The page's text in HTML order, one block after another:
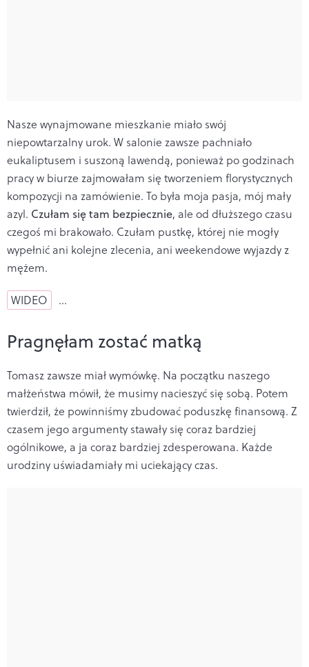
Nasze wynajmowane mieszkanie miało swój
niepowtarzalny urok. W salonie zawsze pachniało
eukaliptusem i suszoną lawendą, ponieważ po godzinach
pracy w biurze zajmowałam się tworzeniem florystycznych
kompozycji na zamówienie. To była moja pasja, mój mały
azyl. Czułam się tam bezpiecznie, ale od dłuższego czasu
czegoś mi brakowało. Czułam pustkę, której nie mogły
wypełnić ani kolejne zlecenia, ani weekendowe wyjazdy z
mężem.
WIDEO …
Pragnęłam zostać matką
Tomasz zawsze miał wymówkę. Na początku naszego
małżeństwa mówił, że musimy nacieszyć się sobą. Potem
twierdził, że powinniśmy zbudować poduszkę finansową. Z
czasem jego argumenty stawały się coraz bardziej
ogólnikowe, a ja coraz bardziej zdesperowana. Każde
urodziny uświadamiały mi uciekający czas.